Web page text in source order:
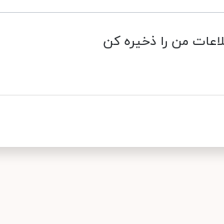
من را ذخیره کن